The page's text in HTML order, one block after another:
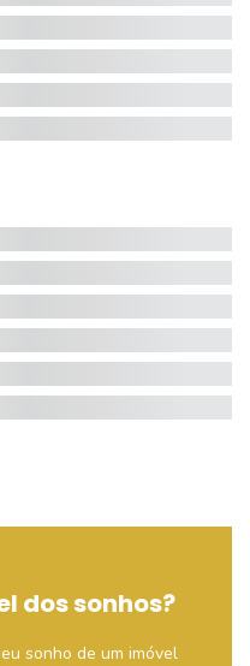
dos sonhos?
sonho de um imóvel